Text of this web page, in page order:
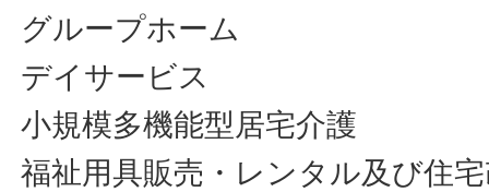
グループホーム
デイサービス
小規模多機能型居宅介護
福祉用具販売・レンタル及び住